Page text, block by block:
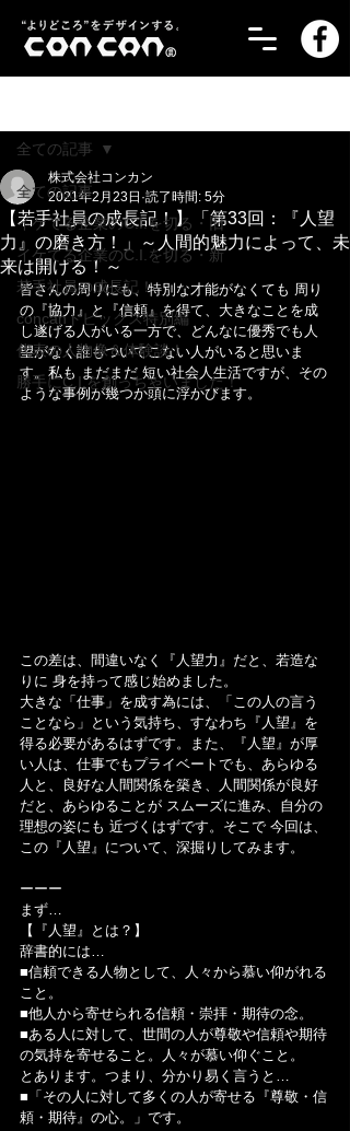
全ての記事
イケてる企業のC.I.を切る・旧
イケてる企業のC.I.を切る・新
若手社員の成長記！
concanトピックス特別編
代表の人物像＆体験談！
勝手にC.I.を創っちゃいました！
全ての記事
【若手社員の成長記！】「第33回：『人望
力』の磨き方！」～人間的魅力によって、未
来は開ける！～
株式会社コンカン
2021年2月23日 読了時間: 5分
皆さんの周りにも、特別な才能がなくても 周り
の『協力』と『信頼』を得て、大きなことを成
し遂げる人がいる一方で、どんなに優秀でも人
望がなく誰もついてこない人がいると思いま
す。私も まだまだ 短い社会人生活ですが、その
ような事例が幾つか頭に浮かびます。
この差は、間違いなく『人望力』だと、若造な
りに 身を持って感じ始めました。
大きな「仕事」を成す為には、「この人の言う
ことなら」という気持ち、すなわち『人望』を
得る必要があるはずです。また、『人望』が厚
い人は、仕事でもプライベートでも、あらゆる
人と、良好な人間関係を築き、人間関係が良好
だと、あらゆることが スムーズに進み、自分の
理想の姿にも 近づくはずです。そこで 今回は、
この『人望』について、深掘りしてみます。
ーーー
まず…
【『人望』とは？】
辞書的には…
■信頼できる人物として、人々から慕い仰がれる
こと。
■他人から寄せられる信頼・崇拝・期待の念。
■ある人に対して、世間の人が尊敬や信頼や期待
の気持を寄せること。人々が慕い仰ぐこと。
とあります。つまり、分かり易く言うと…
■「その人に対して多くの人が寄せる『尊敬・信
頼・期待』の心。」です。